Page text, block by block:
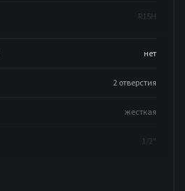
R15H
нет
2 отверстия
жесткая
1/2"